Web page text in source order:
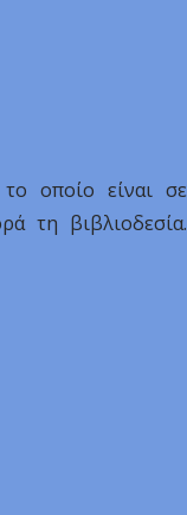
οποίο είναι σε
τη βιβλιοδεσία.